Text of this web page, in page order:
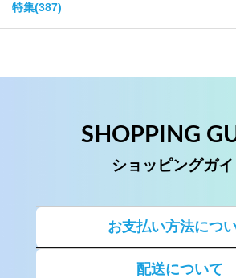
特集(387)
SHOPPING
ショッピングガ
お支払い方法につ
配送について